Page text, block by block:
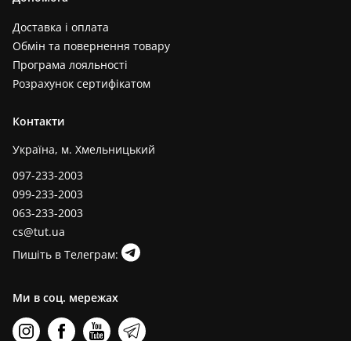
Доставка і оплата
Обмін та повернення товару
Програма лояльності
Розрахунок сертифікатом
Контакти
Україна, м. Хмельницький
097-233-2003
099-233-2003
063-233-2003
cs@tut.ua
Пишіть в Телеграм:
Ми в соц. мережах